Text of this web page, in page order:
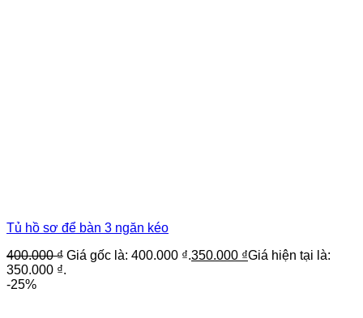
Tủ hồ sơ để bàn 3 ngăn kéo
400.000₫ Giá gốc là: 400.000 ₫.350.000 ₫Giá hiện tại là:
350.000 ₫.
-25%